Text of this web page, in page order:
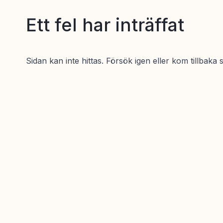
Ett fel har inträffat
Sidan kan inte hittas. Försök igen eller kom tillbaka